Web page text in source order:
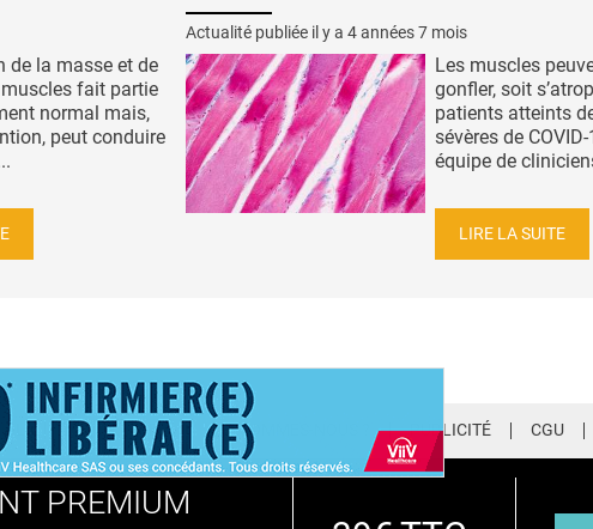
de la masse et de
fait partie
normal mais,
peut conduire
Actualité publiée il y a 4 années 7 mois
Les muscles
gonfler, soit
patients atteints
sévères de
équipe de
LIRE LA SUITE
NEWSLETTER QUI SOMMES-NOUS ? PUBLICITÉ CGU
PREMIUM